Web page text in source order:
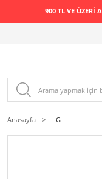
900 TL VE ÜZERİ
Anasayfa LG